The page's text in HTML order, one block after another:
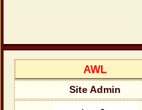
AWL
Site Admin